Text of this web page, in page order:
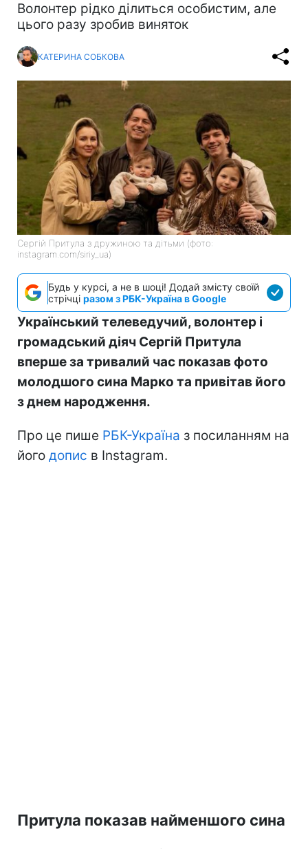
Волонтер рідко ділиться особистим, але
цього разу зробив виняток
КАТЕРИНА СОБКОВА
Сергій Притула з дружиною та дітьми (фото:
instagram.com/siriy_ua)
Будь у курсі, а не в шоці! Додай змісту своїй
стрічці разом з РБК-Україна в Google
Український телеведучий, волонтер і
громадський діяч Сергій Притула
вперше за тривалий час показав фото
молодшого сина Марко та привітав його
з днем народження.
Про це пише РБК-Україна з посиланням на
його допис в Instagram.
Притула показав найменшого сина